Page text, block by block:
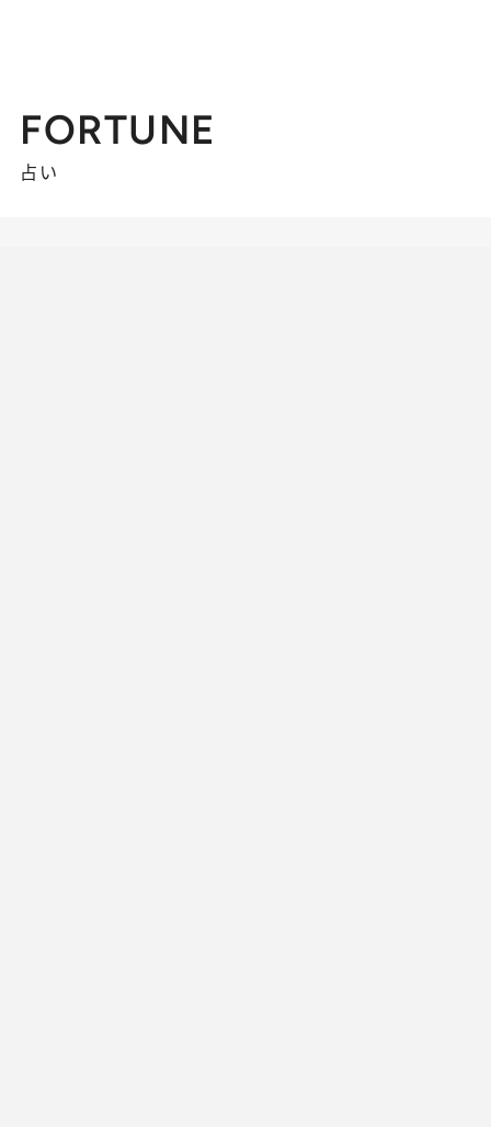
FORTUNE
占い